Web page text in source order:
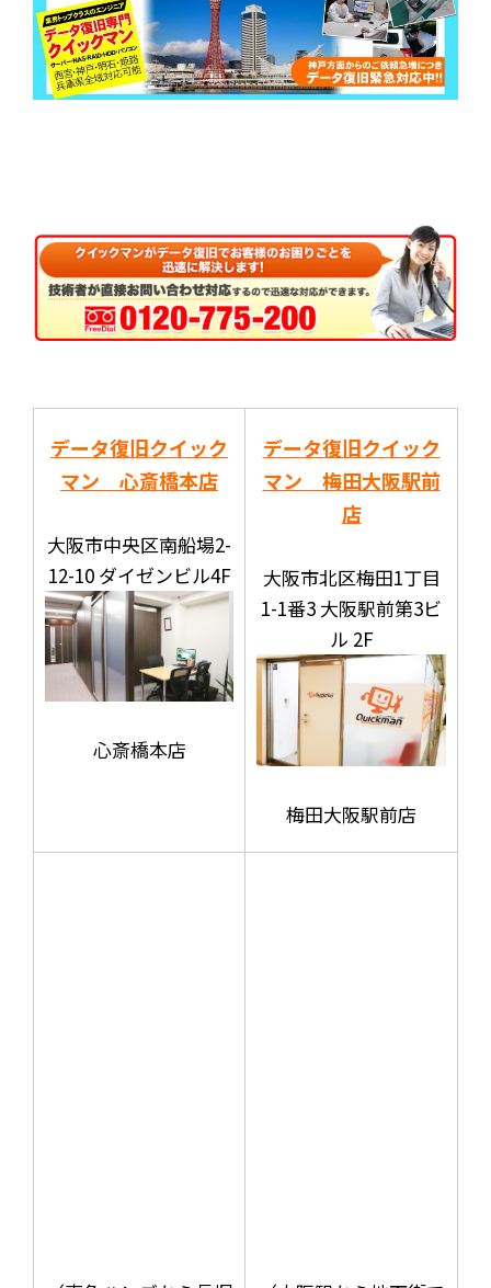
データ復旧クイック
マン 心斎橋本店
大阪市中央区南船場2-
12-10 ダイゼンビル4F
心斎橋本店
データ復旧クイック
マン 梅田大阪駅前
店
大阪市北区梅田1丁目
1-1番3 大阪駅前第3ビ
ル 2F
梅田大阪駅前店